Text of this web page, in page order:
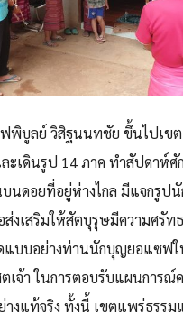
พิบูลย์ วิสิฐนนทชัย ขึ้นไปเข
ะเดินรูป 14 ภาค ทำสัปดาห์ศั
บนดอยที่อยู่ห่างไกล มีแจกรูป
ส่งเสริมให้สัตบุรุษมีความศรัท
แบบอย่างท่านนักบุญยอแซฟใ
เจ้า ในการตอบรับแผนการณ์
างแท้จริง ทั้งนี้ เขตแพร่ธรร